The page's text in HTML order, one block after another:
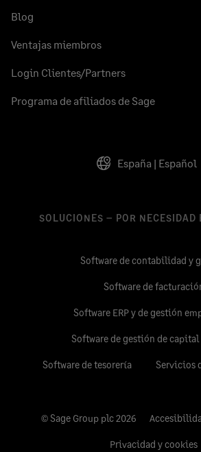
Blog
Ventajas miembros
Login Clientes/Partners
Programa de afiliados de Sage
España | Español
SOLUCIONES – POR NECESIDAD
Software de contabilidad y
Software de
Software ERP y de gestión
Software de gestión de capital
Software de tesorería Servicios
© Sage Group plc 2026
Privacidad y cookies